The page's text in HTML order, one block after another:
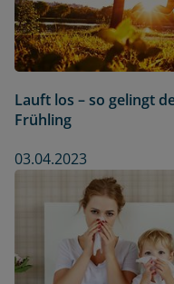
Lauft los – so gelingt
Frühling
03.04.2023